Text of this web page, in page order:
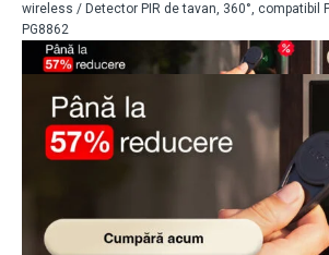
wireless / Detector PIR de tavan, 360°, compatibil
PG8862